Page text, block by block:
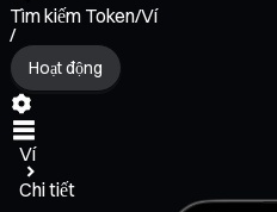
Tìm kiếm Token/Ví
/
Hoạt động
Ví
Chi tiết